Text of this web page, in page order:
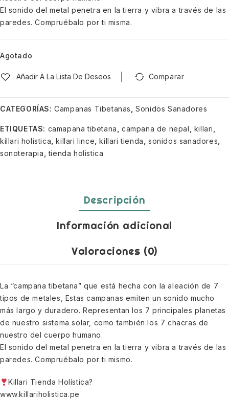
El sonido del metal penetra en la tierra y vibra a través de las
paredes. Compruébalo por ti misma.
Agotado
Añadir A La Lista De Deseos Comparar
CATEGORÍAS:Campanas Tibetanas ,Sonidos Sanadores
ETIQUETAS: camapana tibetana ,campana de nepal killari
killari holística ,killari lince ,killari tienda ,sonidos sanadores
sonoterapia ,tienda holistica
Descripción
Información adicional
Valoraciones (0)
La “campana tibetana” que está hecha con la aleación de 7
tipos de metales, Estas campanas emiten un sonido mucho
más largo y duradero. Representan los 7 principales planetas
de nuestro sistema solar, como también los 7 chacras de
nuestro del cuerpo humano.
El sonido del metal penetra en la tierra y vibra a través de las
paredes. Compruébalo por ti mismo.
Killari Tienda Holística?
www.killariholistica.pe